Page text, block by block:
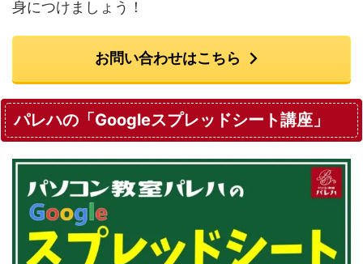
身につけましょう！
お問い合わせはこちら
パレハの「Googleスプレッドシート講座」